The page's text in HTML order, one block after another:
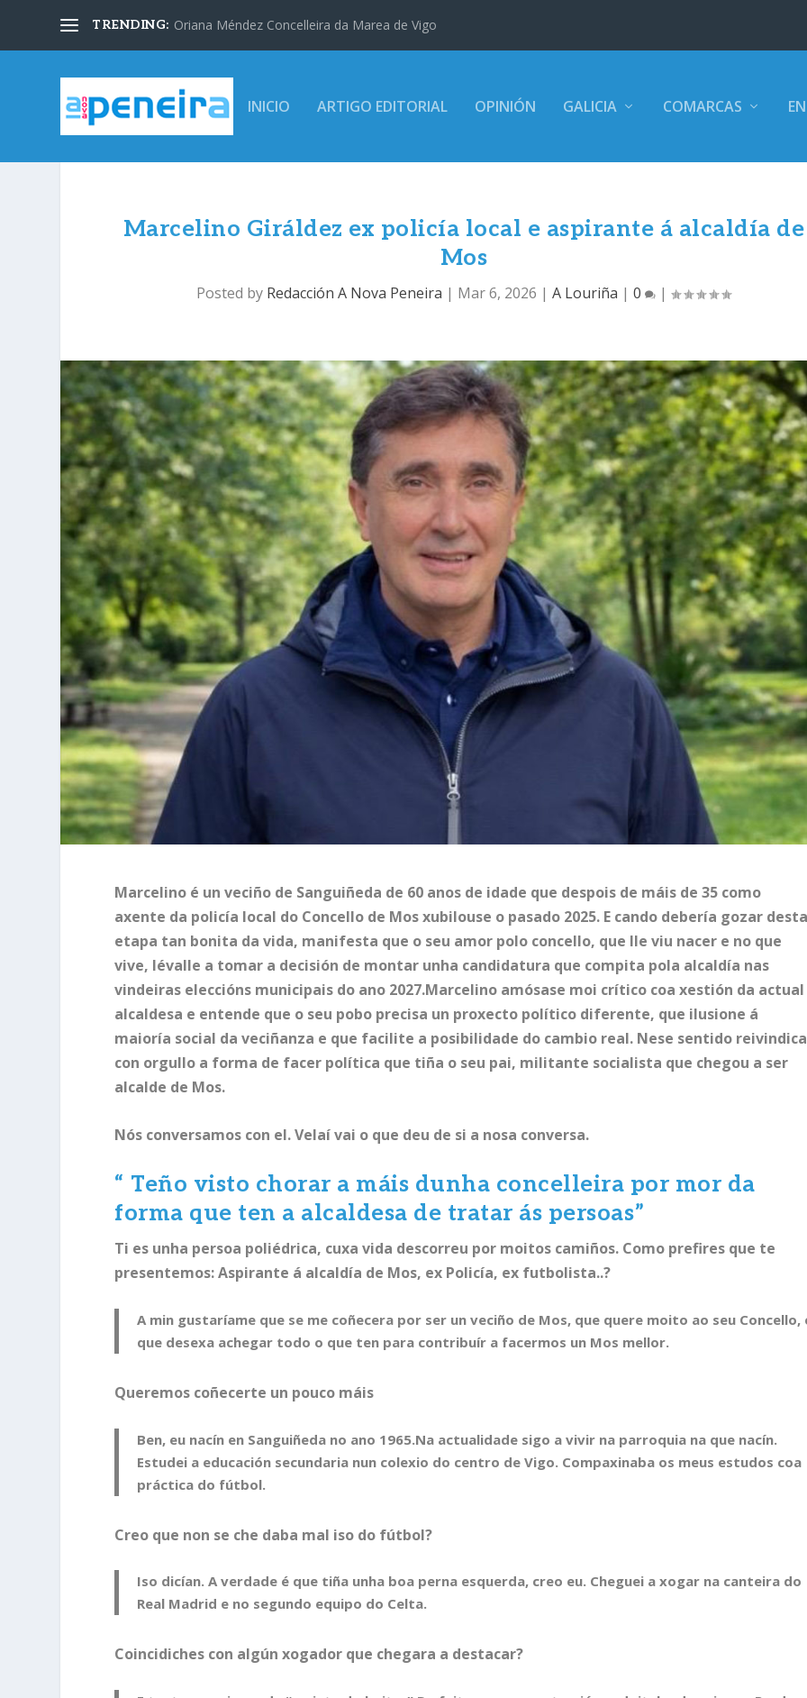
TRENDING: Oriana Méndez Concelleira da Marea de Vigo
INICIO ARTIGO EDITORIAL OPINIÓN GALICIA COMARCAS
Marcelino Giráldez ex policía local e aspirante á alcaldía de
Mos
Posted by Redacción A Nova Peneira | Mar 6, 2026 |A Louriña |0 |
Marcelino é un veciño de Sanguiñeda de 60 anos de idade que despois de máis de 35 como
axente da policía local do Concello de Mos xubilouse o pasado 2025. E cando debería gozar
etapa tan bonita da vida, manifesta que o seu amor polo concello, que lle viu nacer e no que
vive, lévalle a tomar a decisión de montar unha candidatura que compita pola alcaldía nas
vindeiras eleccións municipais do ano 2027.Marcelino amósase moi crítico coa xestión da actual
alcaldesa e entende que o seu pobo precisa un proxecto político diferente, que ilusione á
maioría social da veciñanza e que facilite a posibilidade do cambio real. Nese sentido reivindica
con orgullo a forma de facer política que tiña o seu pai, militante socialista que chegou a ser
alcalde de Mos.
Nós conversamos con el. Velaí vai o que deu de si a nosa conversa.
“ Teño visto chorar a máis dunha concelleira por mor da
forma que ten a alcaldesa de tratar ás persoas”
Ti es unha persoa poliédrica, cuxa vida descorreu por moitos camiños. Como prefires que te
presentemos: Aspirante á alcaldía de Mos, ex Policía, ex futbolista..?
A min gustaríame que se me coñecera por ser un veciño de Mos, que quere moito ao seu Concello,
que desexa achegar todo o que ten para contribuír a facermos un Mos mellor.
Queremos coñecerte un pouco máis
Ben, eu nacín en Sanguiñeda no ano 1965.Na actualidade sigo a vivir na parroquia na que nacín.
Estudei a educación secundaria nun colexio do centro de Vigo. Compaxinaba os meus estudos coa
práctica do fútbol.
Creo que non se che daba mal iso do fútbol?
Iso dicían. A verdade é que tiña unha boa perna esquerda, creo eu. Cheguei a xogar na canteira do
Real Madrid e no segundo equipo do Celta.
Coincidiches con algún xogador que chegara a destacar?